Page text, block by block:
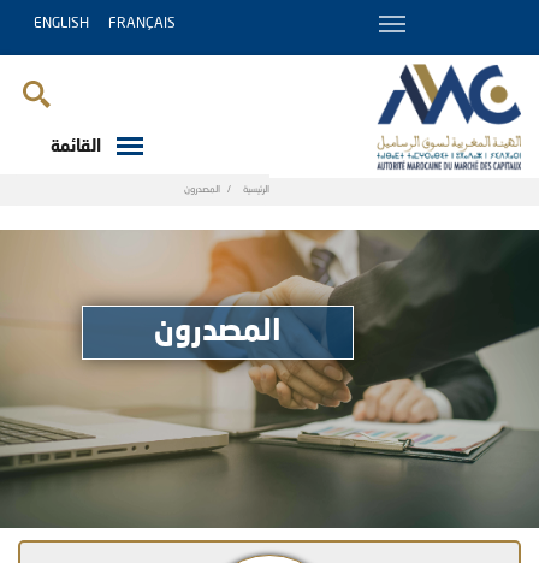
FRANÇAIS
ENGLISH
القائمة
الرئيسية المصدرون
المصدرون